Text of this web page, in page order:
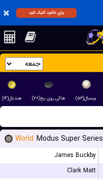
برای دانلود کلیک کنید
بیسبال(۵۳) هاکی روی یخ(۲۸) هندبال(۱۴)
World Modus Super Series
James Buckby
Clark Matt